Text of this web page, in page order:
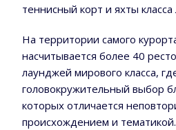
теннисный корт и яхты класса
На территории самого
насчитывается более 40
лаунджей мирового класса,
головокружительный выбор
которых отличается
происхождением и